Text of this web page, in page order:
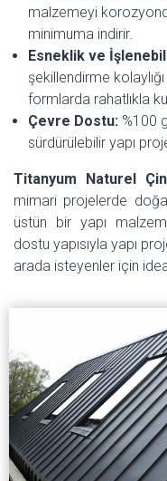
malzemeyi
minimuma indirir.
Esneklik ve
şekillendirme
formlarda rahatlıkla
Çevre Dostu: %100
sürdürülebilir yapı
Titanyum Naturel
mimari projelerde
üstün bir yapı
dostu yapısıyla yapı
arada isteyenler için